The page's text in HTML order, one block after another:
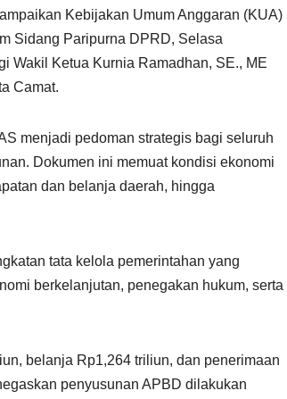
Kebijakan Umum Anggaran (KUA)
Sidang Paripurna DPRD, Selasa
Wakil Ketua Kurnia Ramadhan, SE., ME
Camat.
menjadi pedoman strategis bagi seluruh
Dokumen ini memuat kondisi ekonomi
dan belanja daerah, hingga
tata kelola pemerintahan yang
berkelanjutan, penegakan hukum, serta
belanja Rp1,264 triliun, dan penerimaan
penyusunan APBD dilakukan